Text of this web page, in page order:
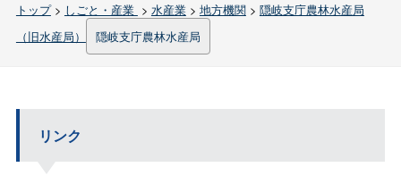
トップ> しごと・産業 > 水産業> 地方機関> 隠岐支庁農林水産局
（旧水産局）
隠岐支庁農林水産局
リンク